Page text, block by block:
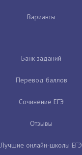
Варианты
Банк заданий
Перевод баллов
Сочинение ЕГЭ
Отзывы
Лучшие онлайн-школы ЕГЭ